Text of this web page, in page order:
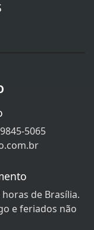
5065
horas de Brasília.
e feriados não